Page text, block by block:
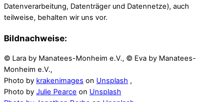
Datenverarbeitung, Datenträger und Datennetze), auch
teilweise, behalten wir uns vor.
Bildnachweise:
© Lara by Manatees-Monheim e.V., © Eva by Manatees-
Monheim e.V.,
Photo by krakenimages on Unsplash ,
Photo by Julie Pearce on Unsplash